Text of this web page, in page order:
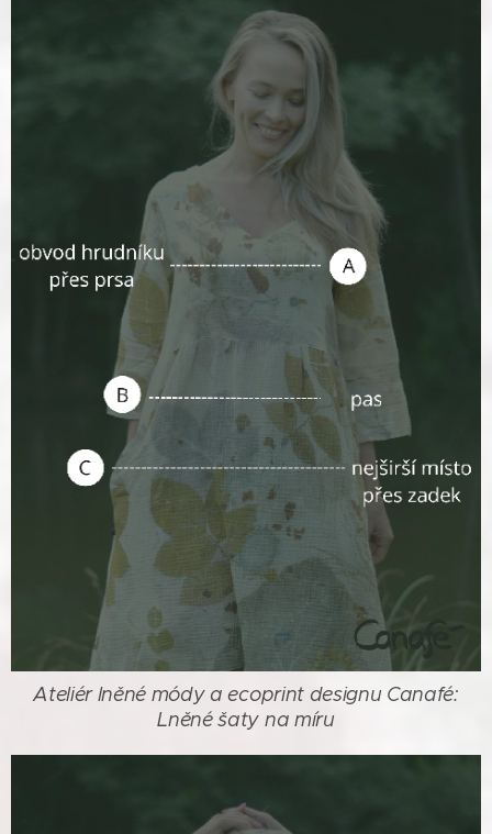
Ateliér lněné módy a ecoprint designu Canafé:
Lněné šaty na míru